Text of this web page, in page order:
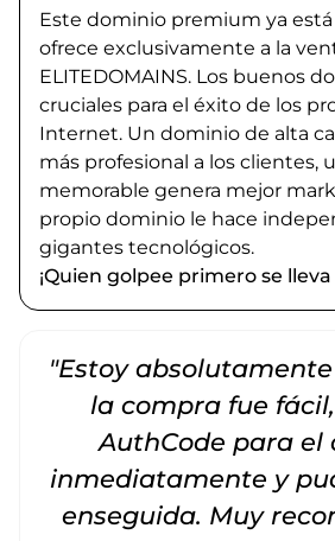
Este dominio premium ya está
ofrece exclusivamente a la
ELITEDOMAINS. Los buenos
cruciales para el éxito de los
Internet. Un dominio de alta
más profesional a los clientes,
memorable genera mejor
propio dominio le hace
gigantes tecnológicos.
¡Quien golpee primero se
"Estoy
la compra fue
AuthCode para el
inmediatamente y
enseguida. Muy